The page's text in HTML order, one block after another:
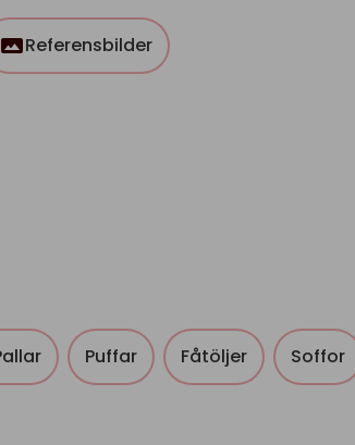
Referensbilder
Puffar Fåtöljer Soffor